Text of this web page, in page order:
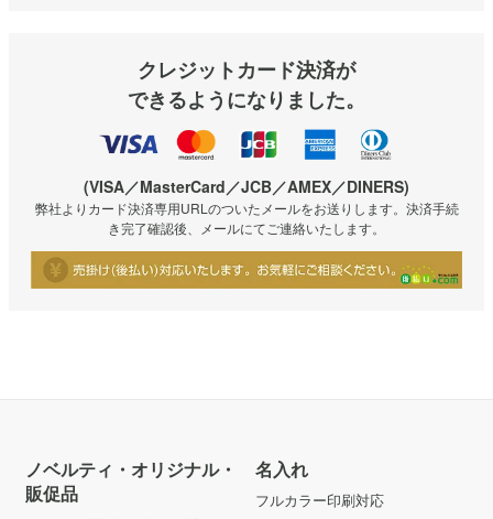
クレジットカード決済が
できるようになりました。
(VISA／MasterCard／JCB／AMEX／DINERS)
弊社よりカード決済専用URLのついたメールをお送りします。決済手続
き完了確認後、メールにてご連絡いたします。
ノベルティ・オリジナル・
販促品
名入れ
フルカラー印刷対応